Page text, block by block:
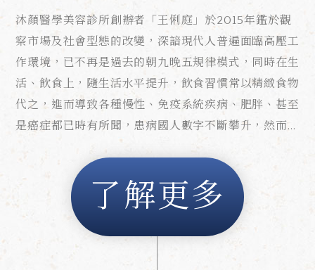
沐顏醫學美容診所創辦者「王俐庭」於2015年鑑於觀
察市場及社會型態的改變，深諳現代人普遍面臨高壓工
作環境，已不再是過去的朝九晚五規律模式，同時在生
活、飲食上，隨生活水平提升，飲食習慣常以精緻食物
代之，進而導致各種慢性、免疫系統疾病、肥胖、甚至
是癌症都已時有所聞，患病國人數字不斷攀升，然而相
了解更多